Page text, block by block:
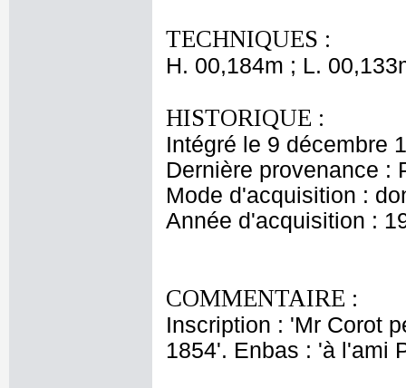
TECHNIQUES :
H. 00,184m ; L.
HISTORIQUE :
Intégré le 9 décembre
Dernière provenance :
Mode d'acquisition :
Année d'acquisition :
COMMENTAIRE :
Inscription : 'Mr Corot
1854'. Enbas : 'à l'ami